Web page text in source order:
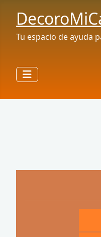
Tu espacio de ayuda